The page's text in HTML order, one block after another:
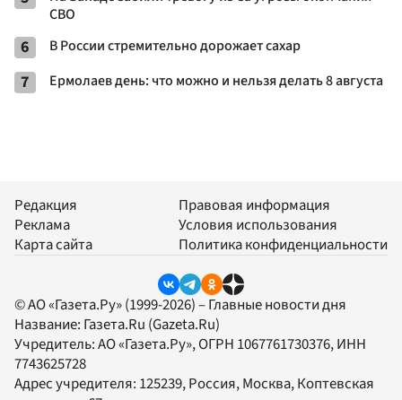
СВО
6 В России стремительно дорожает сахар
7 Ермолаев день: что можно и нельзя делать 8 августа
Редакция
Реклама
Карта сайта
Правовая информация
Условия использования
Политика конфиденциальности
© АО «Газета.Ру» (1999-2026) – Главные новости дня
Название: Газета.Ru (Gazeta.Ru)
Учредитель:АО «Газета.Ру», ОГРН 1067761730376, ИНН
7743625728
Адрес учредителя: 125239, Россия, Москва, Коптевская